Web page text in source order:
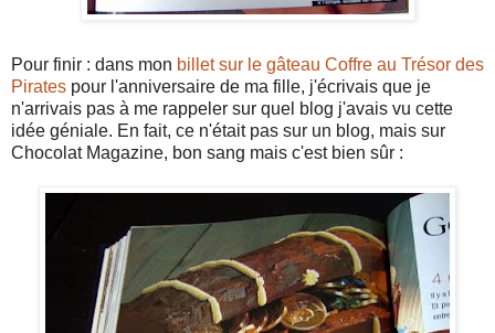
Pour finir : dans mon billet sur le gâteau Coffre au Trésor des
Pirates pour l'anniversaire de ma fille, j'écrivais que je
n'arrivais pas à me rappeler sur quel blog j'avais vu cette
idée géniale. En fait, ce n'était pas sur un blog, mais sur
Chocolat Magazine, bon sang mais c'est bien sûr :